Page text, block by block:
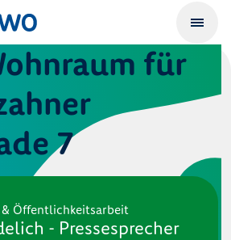
für
7
& Öffentlichkeitsarbeit
- Pressesprecher